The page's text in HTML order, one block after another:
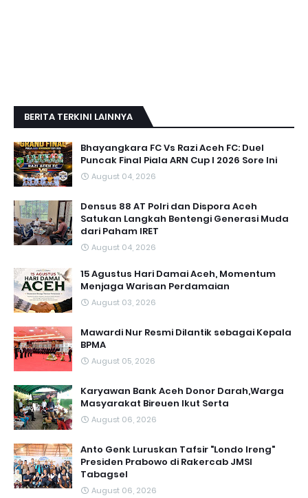
BERITA TERKINI LAINNYA
Bhayangkara FC Vs Razi Aceh FC: Duel
Puncak Final Piala ARN Cup I 2026 Sore Ini
August 04, 2026
Densus 88 AT Polri dan Dispora Aceh
Satukan Langkah Bentengi Generasi Muda
dari Paham IRET
August 04, 2026
15 Agustus Hari Damai Aceh, Momentum
Menjaga Warisan Perdamaian
August 03, 2026
Mawardi Nur Resmi Dilantik sebagai Kepala
BPMA
August 05, 2026
Karyawan Bank Aceh Donor Darah,Warga
Masyarakat Bireuen Ikut Serta
August 06, 2026
Anto Genk Luruskan Tafsir "Londo Ireng"
Presiden Prabowo di Rakercab JMSI
Tabagsel
August 06, 2026